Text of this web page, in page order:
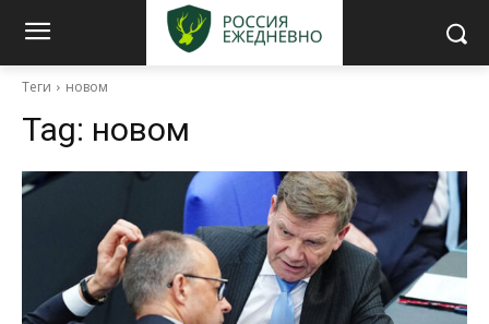
Теги новом
Tag: новом